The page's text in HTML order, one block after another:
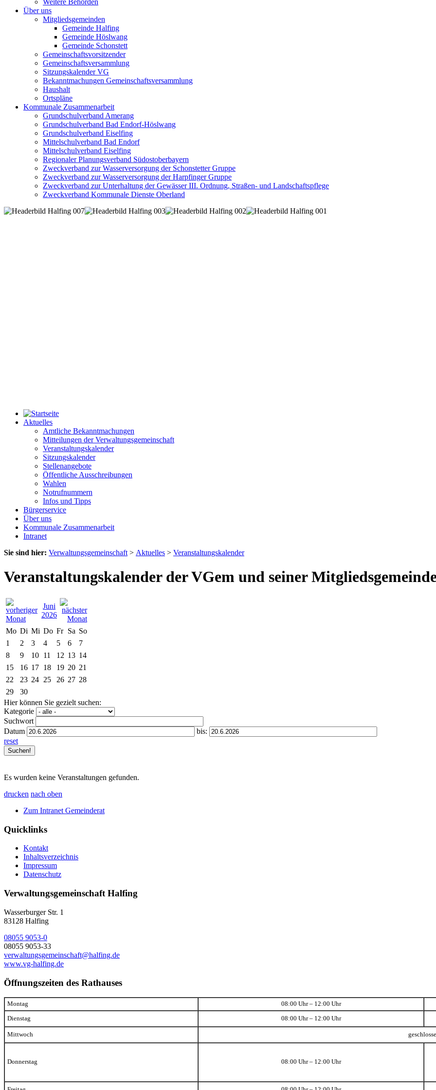
Weitere Behörden
Über uns
Mitgliedsgemeinden
Gemeinde Halfing
Gemeinde Höslwang
Gemeinde Schonstett
Gemeinschaftsvorsitzender
Gemeinschaftsversammlung
Sitzungskalender VG
Bekanntmachungen Gemeinschaftsversammlung
Haushalt
Ortspläne
Kommunale Zusammenarbeit
Grundschulverband Amerang
Grundschulverband Bad Endorf-Höslwang
Grundschulverband Eiselfing
Mittelschulverband Bad Endorf
Mittelschulverband Eiselfing
Regionaler Planungsverband Südostoberbayern
Zweckverband zur Wasserversorgung der Schonstetter Gruppe
Zweckverband zur Wasserversorgung der Harpfinger Gruppe
Zweckverband zur Unterhaltung der Gewässer III. Ordnung, Straßen- und Landschaftspflege
Zweckverband Kommunale Dienste Oberland
Aktuelles
Amtliche Bekanntmachungen
Mitteilungen der Verwaltungsgemeinschaft
Veranstaltungskalender
Sitzungskalender
Stellenangebote
Öffentliche Ausschreibungen
Wahlen
Notrufnummern
Infos und Tipps
Bürgerservice
Über uns
Kommunale Zusammenarbeit
Intranet
Sie sind hier: Verwaltungsgemeinschaft > Aktuelles > Veranstaltungskalender
Veranstaltungskalender der VGem und seiner
Juni
2026
Mo Di Mi Do Fr Sa So
1
2 3 4 5 6
7
8
9 10 11 12 13 14
15
16 17 18 19 20 21
22
23 24 25 26 27 28
29
30
Hier können Sie gezielt suchen:
Kategorie
Suchwort
Datum
bis:
reset
Es wurden keine Veranstaltungen gefunden.
drucken nach oben
Zum Intranet Gemeinderat
Quicklinks
Kontakt
Inhaltsverzeichnis
Impressum
Datenschutz
Verwaltungsgemeinschaft Halfing
Wasserburger Str. 1
83128 Halfing
08055 9053-0
08055 9053-33
verwaltungsgemeinschaft@halfing.de
www.vg-halfing.de
Öffnungszeiten des Rathauses
Montag 08:00 Uhr – 12:00 Uhr
Dienstag 08:00 Uhr – 12:00 Uhr
Mittwoch
Donnerstag 08:00 Uhr – 12:00 Uhr